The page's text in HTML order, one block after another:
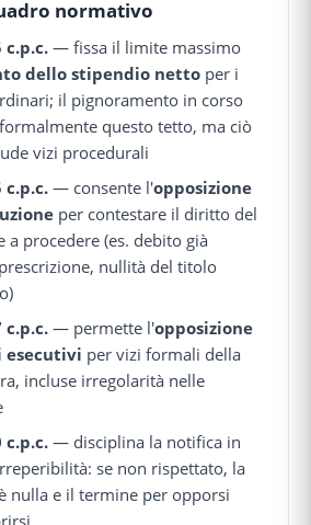
normativo
c.p.c. — fissa il limite massimo
dello stipendio netto per i
il pignoramento in corso
questo tetto, ma ciò
vizi procedurali
c.p.c. — consente l'opposizione
per contestare il diritto del
a procedere (es. debito già
nullità del titolo
c.p.c. — permette l'opposizione
esecutivi per vizi formali della
incluse irregolarità nelle
c.p.c. — disciplina la notifica in
se non rispettato, la
nulla e il termine per opporsi